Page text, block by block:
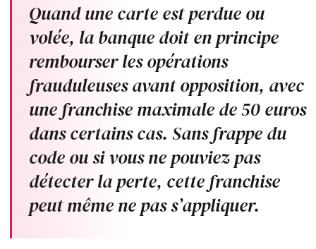
Quand une carte est perdue ou
volée, la banque doit en principe
rembourser les opérations
frauduleuses avant opposition, avec
une franchise maximale de 50 euros
dans certains cas. Sans frappe du
code ou si vous ne pouviez pas
détecter la perte, cette franchise
peut même ne pas s’appliquer.